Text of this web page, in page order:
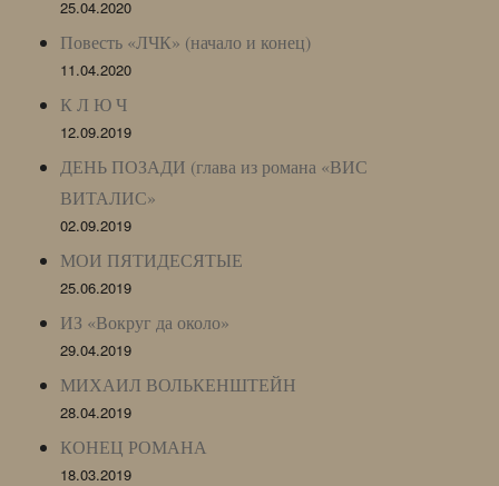
25.04.2020
Повесть «ЛЧК» (начало и конец)
11.04.2020
К Л Ю Ч
12.09.2019
ДЕНЬ ПОЗАДИ (глава из романа «ВИС
ВИТАЛИС»
02.09.2019
МОИ ПЯТИДЕСЯТЫЕ
25.06.2019
ИЗ «Вокруг да около»
29.04.2019
МИХАИЛ ВОЛЬКЕНШТЕЙН
28.04.2019
КОНЕЦ РОМАНА
18.03.2019